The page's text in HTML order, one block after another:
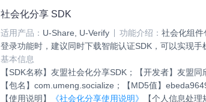
社会化分享 SDK
适用产品： U-Share, U-Verify 功能介绍： 社会化组件
登录功能时，建议同时下载智能认证SDK，可以实现手
基本信息
【SDK名称】 友盟社会化分享SDK； 【开发者】 友盟同
【包名】 com.umeng.socialize； 【MD5值】
【使用说明】
《社会化分享使用说明》 【个人信息处理